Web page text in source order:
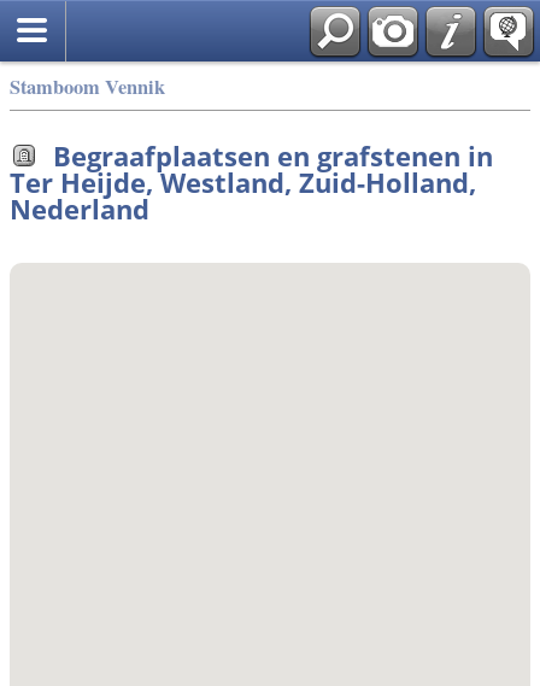
Stamboom Vennik
Begraafplaatsen en grafstenen in
Ter Heijde, Westland, Zuid-Holland,
Nederland